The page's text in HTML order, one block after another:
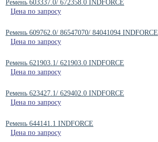
Ремень 603337.0/ 672358.0 INDFORCE
Цена по запросу
Ремень 609762.0/ 86547070/ 84041094 INDFORCE
Цена по запросу
Ремень 621903.1/ 621903.0 INDFORCE
Цена по запросу
Ремень 623427.1/ 629402.0 INDFORCE
Цена по запросу
Ремень 644141.1 INDFORCE
Цена по запросу